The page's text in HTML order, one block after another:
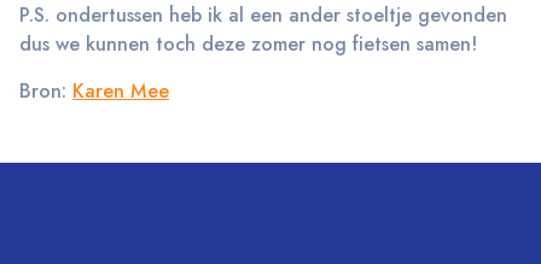
P.S. ondertussen heb ik al een ander stoeltje gevonden
dus we kunnen toch deze zomer nog fietsen samen!
Bron: Karen Mee